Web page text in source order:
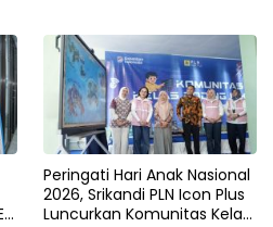
Peringati Hari Anak Nasional
2026, Srikandi PLN Icon Plus
Luncurkan Komunitas Kelas